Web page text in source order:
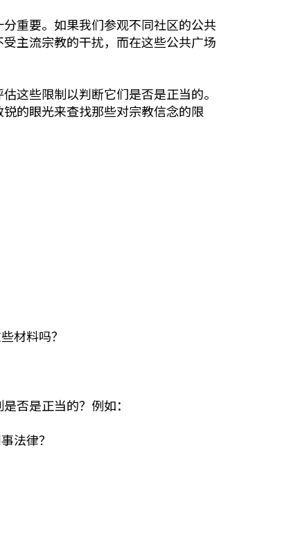
重要。如果我们参观不同社区的公共
主流宗教的干扰，而在这些公共广场
这些限制以判断它们是否是正当的。
的眼光来查找那些对宗教信念的限
材料吗？
否是正当的？例如：
法律？